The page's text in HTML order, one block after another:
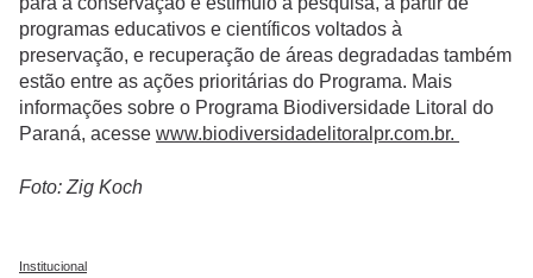
programas educativos e científicos voltados à
preservação, e recuperação de áreas degradadas também
estão entre as ações prioritárias do Programa. Mais
informações sobre o Programa Biodiversidade Litoral do
Paraná, acesse www.biodiversidadelitoralpr.com.br.
Foto: Zig Koch
Institucional